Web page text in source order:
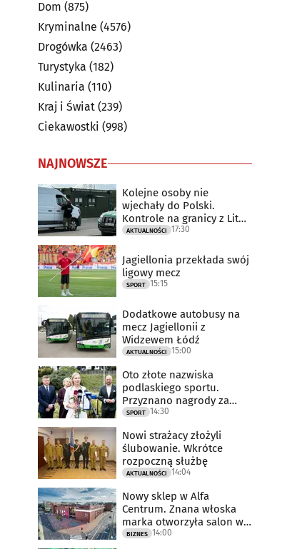
Dom (875)
Kryminalne (4576)
Drogówka (2463)
Turystyka (182)
Kulinaria (110)
Kraj i Świat (239)
Ciekawostki (998)
NAJNOWSZE
Kolejne osoby nie
wjechały do Polski.
Kontrole na granicy z Litwą
trwają
AKTUALNOŚCI 17:30
Jagiellonia przekłada swój
ligowy mecz
SPORT 15:15
Dodatkowe autobusy na
mecz Jagiellonii z
Widzewem Łódź
AKTUALNOŚCI 15:00
Oto złote nazwiska
podlaskiego sportu.
Przyznano nagrody za
2025 rok
SPORT 14:30
Nowi strażacy złożyli
ślubowanie. Wkrótce
rozpoczną służbę
AKTUALNOŚCI 14:04
Nowy sklep w Alfa
Centrum. Znana włoska
marka otworzyła salon w
Białymstoku
BIZNES 14:00